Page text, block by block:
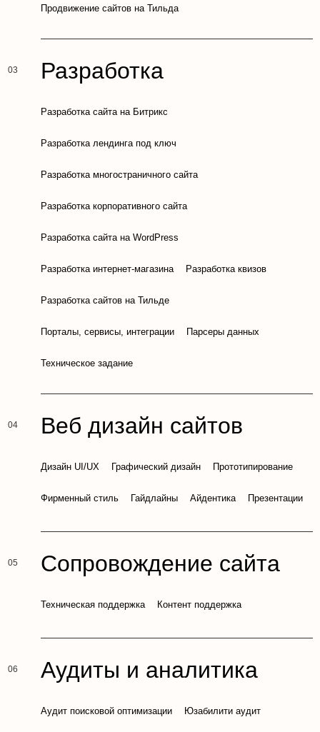
Продвижение сайтов на Тильда
Разработка
Разработка сайта на Битрикс
Разработка лендинга под ключ
Разработка многостраничного сайта
Разработка корпоративного сайта
Разработка сайта на WordPress
Разработка интернет-магазина Разработка квизов
Разработка сайтов на Тильде
Порталы, сервисы, интеграции Парсеры данных
Техническое задание
Веб дизайн сайтов
Дизайн UI/UX Графический дизайн Прототипирование
Фирменный стиль Гайдлайны Айдентика Презентации
Сопровождение сайта
Техническая поддержка Контент поддержка
Аудиты и аналитика
Аудит поисковой оптимизации Юзабилити аудит